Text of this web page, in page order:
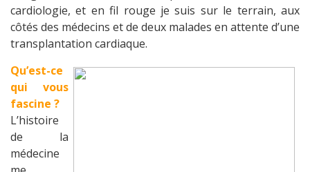
cardiologie, et en fil rouge je suis sur le terrain, aux
côtés des médecins et de deux malades en attente d’une
transplantation cardiaque.
Qu’est-ce
qui vous
fascine ?
L’histoire
de la
médecine